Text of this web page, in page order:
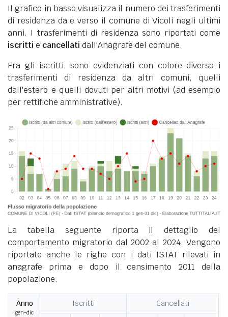
Il grafico in basso visualizza il numero dei trasferimenti
di residenza da e verso il comune di Vicoli negli ultimi
anni. I trasferimenti di residenza sono riportati come
iscritti e cancellati dall'Anagrafe del comune.
Fra gli iscritti, sono evidenziati con colore diverso i
trasferimenti di residenza da altri comuni, quelli
dall'estero e quelli dovuti per altri motivi (ad esempio
per rettifiche amministrative).
La tabella seguente riporta il dettaglio del
comportamento migratorio dal 2002 al 2024. Vengono
riportate anche le righe con i dati ISTAT rilevati in
anagrafe prima e dopo il censimento 2011 della
popolazione.
Anno
gen-dic
Iscritti
Cancellati